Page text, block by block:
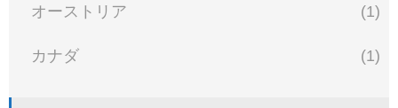
オーストリア (1)
カナダ (1)